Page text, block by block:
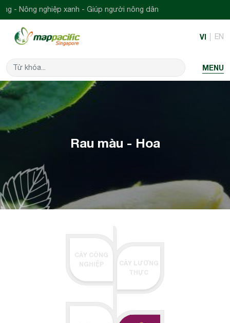
nghiệp xanh - Giúp người nông dân
VI EN
MENU
Rau màu - Hoa
CÂY CÔNG
NGHIỆP
CÂY LƯƠNG
THỰC